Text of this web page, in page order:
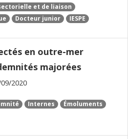
et de liaison
Docteur junior IESPE
en outre-mer
majorées
2020
Internes
Émoluments